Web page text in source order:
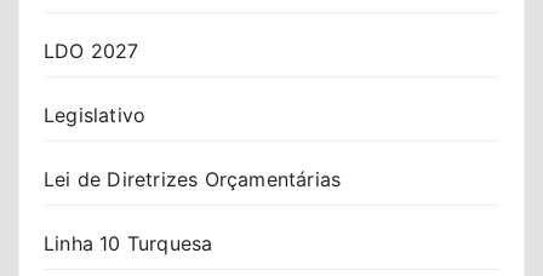
LDO 2027
Legislativo
Lei de Diretrizes Orçamentárias
Linha 10 Turquesa